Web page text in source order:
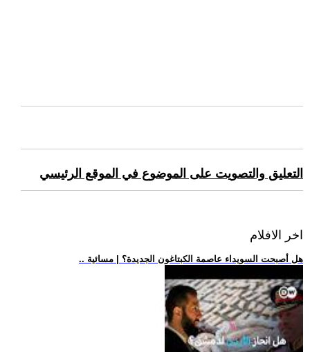
التعليق والتصويت على الموضوع في الموقع الرئيسي
اخر الافلام
.. هل أصبحت السويداء عاصمة الكبتاغون الجديدة؟ | مسائية